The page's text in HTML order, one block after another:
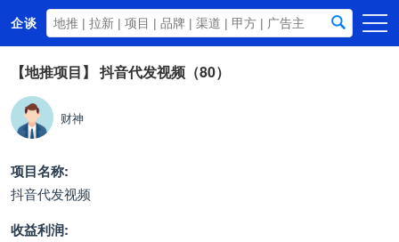
企谈
首页
商务资源
资讯动态
关于我们
【地推项目】 抖音代发视频（80）
财神
项目名称:
抖音代发视频
收益利润: